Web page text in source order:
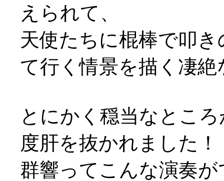
えられて、
天使たちに棍棒で叩
て行く情景を描く凄絶
とにかく穏当なとこ
度肝を抜かれました！
群響ってこんな演奏